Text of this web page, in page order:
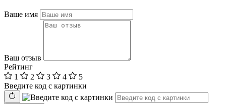
Ваше имя
Ваш отзыв
Рейтинг
1
2 3 4
5
Введите код с картинки